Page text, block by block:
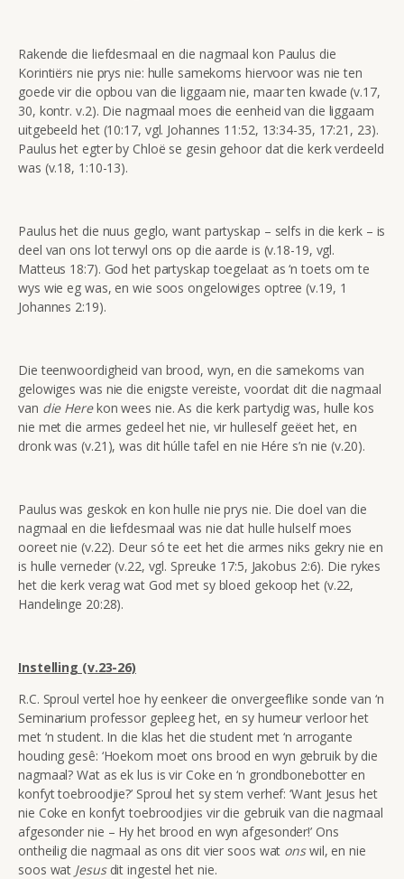
Rakende die liefdesmaal en die nagmaal kon Paulus die
Korintiërs nie prys nie: hulle samekoms hiervoor was nie ten
goede vir die opbou van die liggaam nie, maar ten kwade (v.17,
30, kontr. v.2). Die nagmaal moes die eenheid van die liggaam
uitgebeeld het (10:17, vgl. Johannes 11:52, 13:34-35, 17:21, 23).
Paulus het egter by Chloë se gesin gehoor dat die kerk verdeeld
was (v.18, 1:10-13).
Paulus het die nuus geglo, want partyskap – selfs in die kerk – is
deel van ons lot terwyl ons op die aarde is (v.18-19, vgl.
Matteus 18:7). God het partyskap toegelaat as ‘n toets om te
wys wie eg was, en wie soos ongelowiges optree (v.19, 1
Johannes 2:19).
Die teenwoordigheid van brood, wyn, en die samekoms van
gelowiges was nie die enigste vereiste, voordat dit die nagmaal
van die Herekon wees nie. As die kerk partydig was, hulle kos
nie met die armes gedeel het nie, vir hulleself geëet het, en
dronk was (v.21), was dit húlle tafel en nie Hére s’n nie (v.20).
Paulus was geskok en kon hulle nie prys nie. Die doel van die
nagmaal en die liefdesmaal was nie dat hulle hulself moes
ooreet nie (v.22). Deur só te eet het die armes niks gekry nie en
is hulle verneder (v.22, vgl. Spreuke 17:5, Jakobus 2:6). Die rykes
het die kerk verag wat God met sy bloed gekoop het (v.22,
Handelinge 20:28).
Instelling (v.23-26)
R.C. Sproul vertel hoe hy eenkeer die onvergeeflike sonde van ‘n
Seminarium professor gepleeg het, en sy humeur verloor het
met ‘n student. In die klas het die student met ‘n arrogante
houding gesê: ‘Hoekom moet ons brood en wyn gebruik by die
nagmaal? Wat as ek lus is vir Coke en ‘n grondbonebotter en
konfyt toebroodjie?’ Sproul het sy stem verhef: ‘Want Jesus het
nie Coke en konfyt toebroodjies vir die gebruik van die nagmaal
afgesonder nie – Hy het brood en wyn afgesonder!’ Ons
ontheilig die nagmaal as ons dit vier soos wat onswil, en nie
soos wat Jesusdit ingestel het nie.